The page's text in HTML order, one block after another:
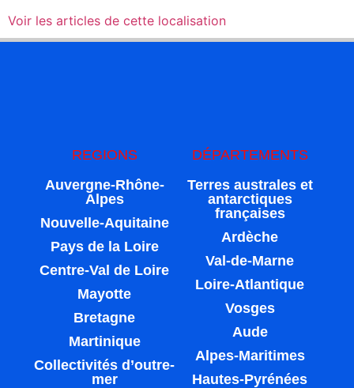
Voir les articles de cette localisation
REGIONS
Auvergne-Rhône-
Alpes
Nouvelle-Aquitaine
Pays de la Loire
Centre-Val de Loire
Mayotte
Bretagne
Martinique
Collectivités d’outre-
mer
DÉPARTEMENTS
Terres australes et
antarctiques
françaises
Ardèche
Val-de-Marne
Loire-Atlantique
Vosges
Aude
Alpes-Maritimes
Hautes-Pyrénées